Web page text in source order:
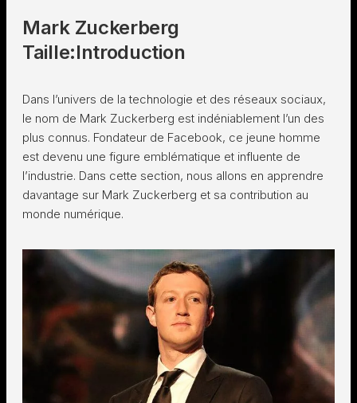
Mark Zuckerberg
Taille:Introduction
Dans l’univers de la technologie et des réseaux sociaux,
le nom de Mark Zuckerberg est indéniablement l’un des
plus connus. Fondateur de Facebook, ce jeune homme
est devenu une figure emblématique et influente de
l’industrie. Dans cette section, nous allons en apprendre
davantage sur Mark Zuckerberg et sa contribution au
monde numérique.